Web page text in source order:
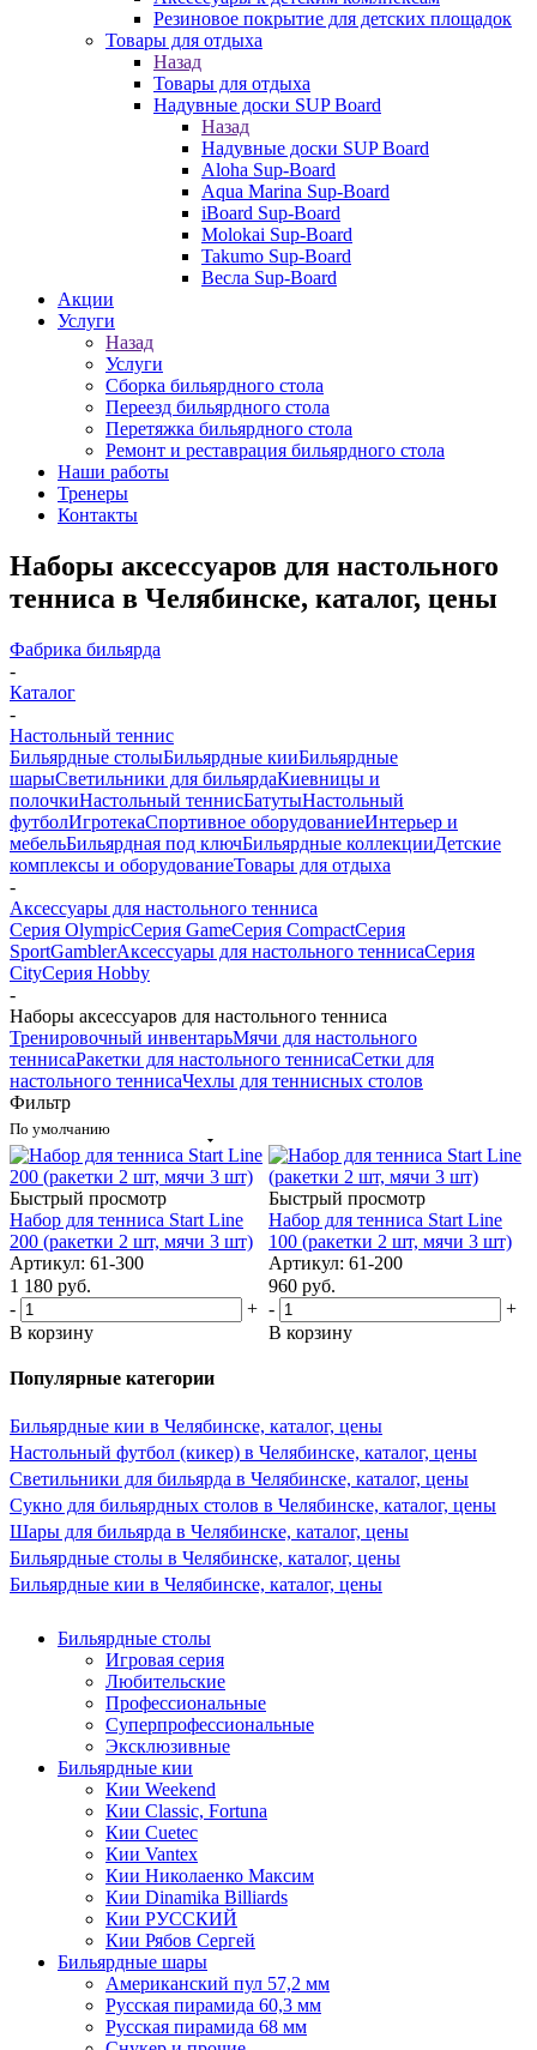
Резиновое покрытие для детских площадок
Товары для отдыха
Назад
Товары для отдыха
Надувные доски SUP Board
Назад
Надувные доски SUP Board
Aloha Sup-Board
Aqua Marina Sup-Board
iBoard Sup-Board
Molokai Sup-Board
Takumo Sup-Board
Весла Sup-Board
Акции
Услуги
Назад
Услуги
Сборка бильярдного стола
Переезд бильярдного стола
Перетяжка бильярдного стола
Ремонт и реставрация бильярдного стола
Наши работы
Тренеры
Контакты
Наборы аксессуаров для настольного
тенниса в Челябинске, каталог, цены
Фабрика бильярда
-
Каталог
-
Настольный теннис
Бильярдные столыБильярдные кииБильярдные
шарыСветильники для бильярдаКиевницы и
полочкиНастольный теннисБатутыНастольный
футболИгротекаСпортивное оборудованиеИнтерьер и
мебельБильярдная под ключБильярдные коллекцииДетские
комплексы и оборудованиеТовары для отдыха
-
Аксессуары для настольного тенниса
Серия OlympicСерия GameСерия CompactСерия
SportGamblerАксессуары для настольного теннисаСерия
CityСерия Hobby
-
Наборы аксессуаров для настольного тенниса
Тренировочный инвентарьМячи для настольного
теннисаРакетки для настольного теннисаСетки для
настольного теннисаЧехлы для теннисных столов
Фильтр
По умолчанию
Быстрый просмотр
Набор для тенниса Start Line
200 (ракетки 2 шт, мячи 3 шт)
Артикул: 61-300
1 180 руб.
-
+
В корзину
Быстрый просмотр
Набор для тенниса Start Line
100 (ракетки 2 шт, мячи 3 шт)
Артикул: 61-200
960 руб.
-
+
В корзину
Популярные категории
Бильярдные кии в Челябинске, каталог, цены
Настольный футбол (кикер) в Челябинске, каталог, цены
Светильники для бильярда в Челябинске, каталог, цены
Сукно для бильярдных столов в Челябинске, каталог, цены
Шары для бильярда в Челябинске, каталог, цены
Бильярдные столы в Челябинске, каталог, цены
Бильярдные кии в Челябинске, каталог, цены
Бильярдные столы
Игровая серия
Любительские
Профессиональные
Суперпрофессиональные
Эксклюзивные
Бильярдные кии
Кии Weekend
Кии Classic, Fortuna
Кии Cuetec
Кии Vantex
Кии Николаенко Максим
Кии Dinamika Billiards
Кии РУССКИЙ
Кии Рябов Сергей
Бильярдные шары
Американский пул 57,2 мм
Русская пирамида 60,3 мм
Русская пирамида 68 мм